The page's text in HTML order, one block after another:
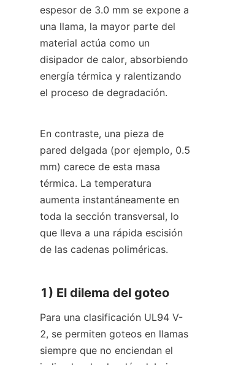
espesor de 3.0 mm se expone a
una llama, la mayor parte del
material actúa como un
disipador de calor, absorbiendo
energía térmica y ralentizando
el proceso de degradación.
En contraste, una pieza de
pared delgada (por ejemplo, 0.5
mm) carece de esta masa
térmica. La temperatura
aumenta instantáneamente en
toda la sección transversal, lo
que lleva a una rápida escisión
de las cadenas poliméricas.
1) El dilema del goteo
Para una clasificación UL94 V-
2, se permiten goteos en llamas
siempre que no enciendan el